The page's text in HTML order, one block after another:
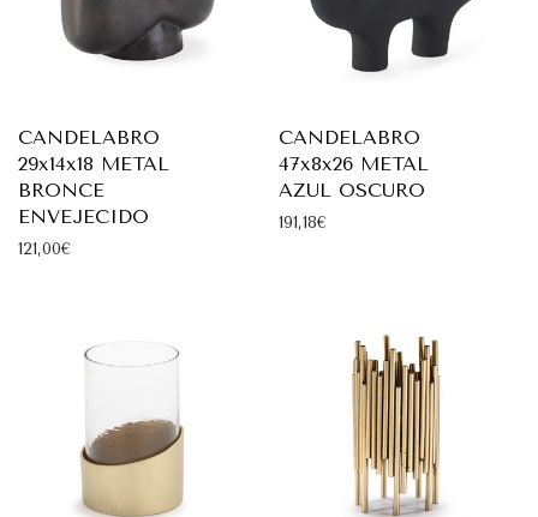
CANDELABRO
29x14x18 METAL
BRONCE
ENVEJECIDO
121,00€
CANDELABRO
47x8x26 METAL
AZUL OSCURO
191,18€